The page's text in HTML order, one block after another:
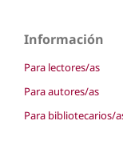
Información
Para lectores/as
Para autores/as
Para bibliotecarios/